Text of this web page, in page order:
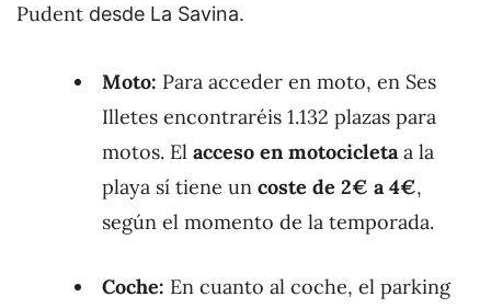
Pudent desde La Savina.
Moto: Para acceder en moto, en Ses
Illetes encontraréis 1.132 plazas para
motos. El acceso en motocicletaa la
playa sí tiene un coste de 2€ a 4€,
según el momento de la temporada.
Coche: En cuanto al coche, el parking